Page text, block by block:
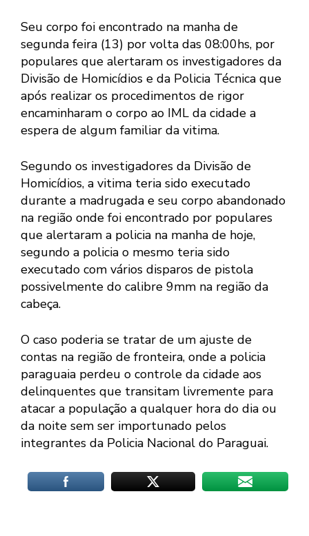
Seu corpo foi encontrado na manha de
segunda feira (13) por volta das 08:00hs, por
populares que alertaram os investigadores da
Divisão de Homicídios e da Policia Técnica que
após realizar os procedimentos de rigor
encaminharam o corpo ao IML da cidade a
espera de algum familiar da vitima.
Segundo os investigadores da Divisão de
Homicídios, a vitima teria sido executado
durante a madrugada e seu corpo abandonado
na região onde foi encontrado por populares
que alertaram a policia na manha de hoje,
segundo a policia o mesmo teria sido
executado com vários disparos de pistola
possivelmente do calibre 9mm na região da
cabeça.
O caso poderia se tratar de um ajuste de
contas na região de fronteira, onde a policia
paraguaia perdeu o controle da cidade aos
delinquentes que transitam livremente para
atacar a população a qualquer hora do dia ou
da noite sem ser importunado pelos
integrantes da Policia Nacional do Paraguai.